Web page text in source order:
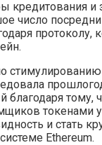
кредитования и
число
протоколу,
благодаря тому,
токенами
и стать
Ethereum.